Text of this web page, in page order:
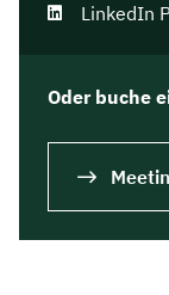
LinkedIn
Oder buche